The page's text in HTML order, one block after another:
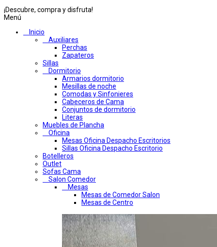
¡Descubre, compra y disfruta!
Menú
Inicio
Auxiliares
Perchas
Zapateros
Sillas
Dormitorio
Armarios dormitorio
Mesillas de noche
Comodas y Sinfonieres
Cabeceros de Cama
Conjuntos de dormitorio
Literas
Muebles de Plancha
Oficina
Mesas Oficina Despacho Escritorios
Sillas Oficina Despacho Escritorio
Botelleros
Outlet
Sofas Cama
Salon Comedor
Mesas
Mesas de Comedor Salon
Mesas de Centro